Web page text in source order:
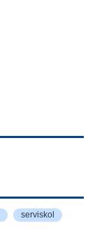
serviskol